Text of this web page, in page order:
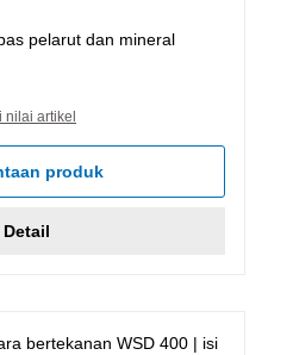
pelarut dan mineral
nilai artikel
produk
Detail